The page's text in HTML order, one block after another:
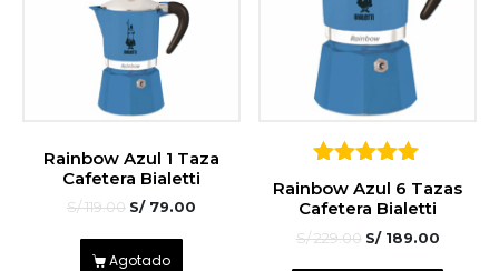
Rainbow Azul 1 Taza
Cafetera Bialetti
S/119.00 S/79.00
Agotado
sobre 5
Rainbow Azul 6 Tazas
Cafetera Bialetti
S/229.00 S/189.00